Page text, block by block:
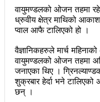
बैतडीमा जन्तिबस
कविता – अपजश
पुरस्कार वितरणबिनै
हितेन्द्रदेव शाक्यलाई पद
बाटो खुलाउन मन्त्री
वायुमण्डलको ओजन तहमा
ध्रुवीय क्षेत्र माथिको
प्वाल आफै टालिएको हो ।
वैज्ञानिकहरुले मार्च महिनाको
वायुमण्डलको ओजन तहमा
जनाएका थिए ।
शुक्रबार हेर्दा भने टालिएको
छन् ।